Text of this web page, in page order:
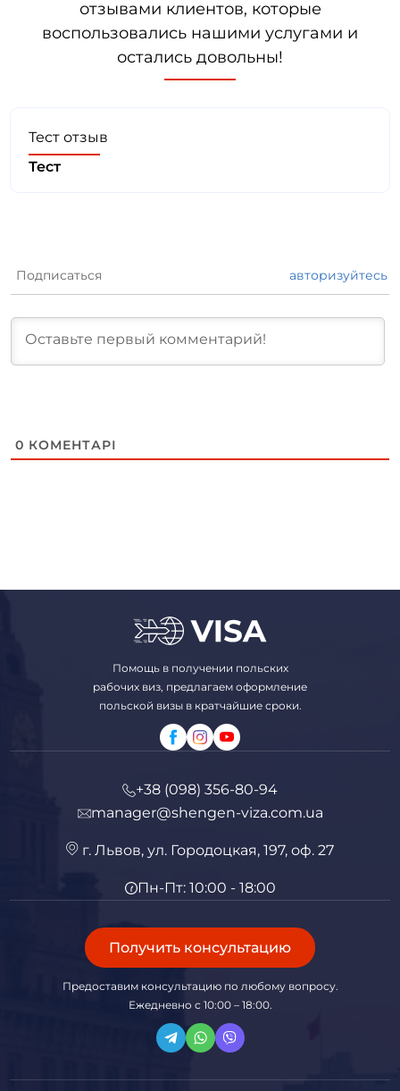
отзывами клиентов, которые
воспользовались нашими услугами и
остались довольны!
Тест отзыв
Тест
Подписаться авторизуйтесь
0 КОМЕНТАРІ
Помощь в получении польских
рабочих виз, предлагаем оформление
польской визы в кратчайшие сроки.
+38 (098) 356-80-94
manager@shengen-viza.com.ua
г. Львов, ул. Городоцкая, 197, оф. 27
Пн-Пт: 10:00 - 18:00
Получить консультацию
Предоставим консультацию по любому вопросу.
Ежедневно с 10:00 – 18:00.